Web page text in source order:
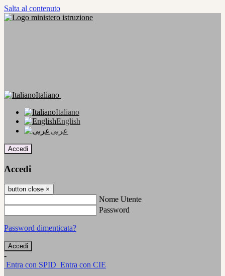
Salta al contenuto
Italiano
Italiano
English
عربى
Accedi
Accedi
button close ×
Nome Utente
Password
Password dimenticata?
-
Entra con SPID Entra con CIE